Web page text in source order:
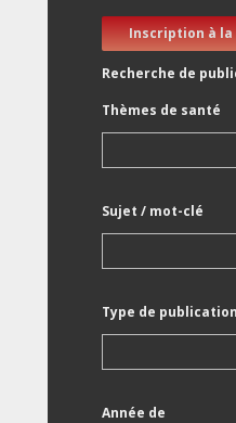
Inscription à
Recherche de
Thèmes de santé
Sujet / mot-clé
Type de publication
Année de